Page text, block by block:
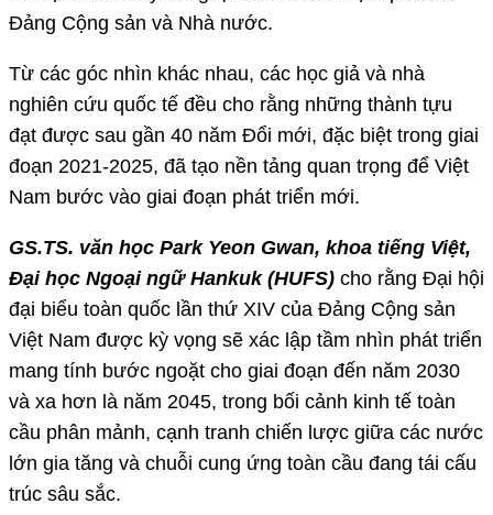
Đảng Cộng sản và Nhà nước.
Từ các góc nhìn khác nhau, các học giả và nhà
nghiên cứu quốc tế đều cho rằng những thành tựu
đạt được sau gần 40 năm Đổi mới, đặc biệt trong giai
đoạn 2021-2025, đã tạo nền tảng quan trọng để Việt
Nam bước vào giai đoạn phát triển mới.
GS.TS. văn học Park Yeon Gwan, khoa tiếng Việt,
Đại học Ngoại ngữ Hankuk (HUFS) cho rằng Đại hội
đại biểu toàn quốc lần thứ XIV của Đảng Cộng sản
Việt Nam được kỳ vọng sẽ xác lập tầm nhìn phát triển
mang tính bước ngoặt cho giai đoạn đến năm 2030
và xa hơn là năm 2045, trong bối cảnh kinh tế toàn
cầu phân mảnh, cạnh tranh chiến lược giữa các nước
lớn gia tăng và chuỗi cung ứng toàn cầu đang tái cấu
trúc sâu sắc.